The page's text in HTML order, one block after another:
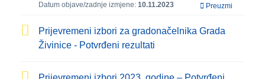
Datum objave/zadnje izmjene: 10.11.2023 Preuzmi
Prijevremeni izbori za gradonačelnika Grada
Živinice - Potvrđeni rezultati